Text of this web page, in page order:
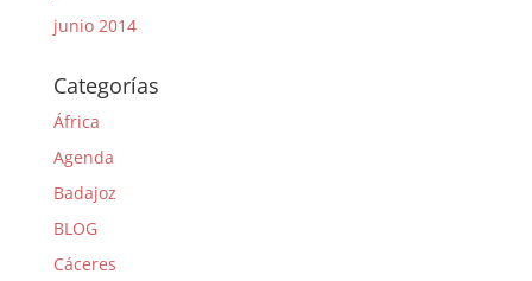
junio 2014
Categorías
África
Agenda
Badajoz
BLOG
Cáceres